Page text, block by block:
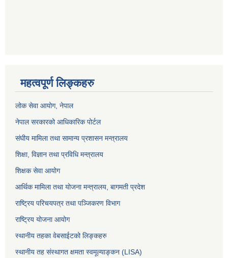
महत्वपूर्ण लिङ्कहरु
लोक सेवा आयोग, नेपाल
नेपाल सरकारको आधिकारिक पोर्टल
संघीय मामिला तथा सामान्य प्रशासन मन्त्रालय
शिक्षा, विज्ञान तथा प्रविधि मन्त्रालय
शिक्षक सेवा आयोग
आर्थिक मामिला तथा योजना मन्त्रालय, बागमती प्रदेश
राष्ट्रिय परिचयपत्र तथा पञ्जिकरण विभाग
राष्ट्रिय योजना आयोग
स्थानीय तहका वेबसाईटको लिङ्कहरु
स्थानीय तह संस्थागत क्षमता स्वमूल्याङ्कन (LISA)